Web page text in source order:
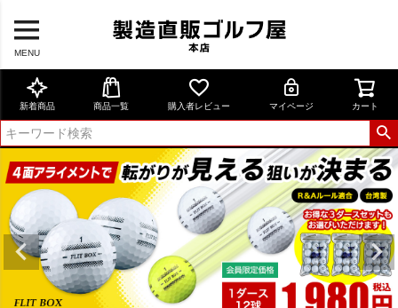
MENU
新着商品 商品一覧 購入者レビュー マイページ カート